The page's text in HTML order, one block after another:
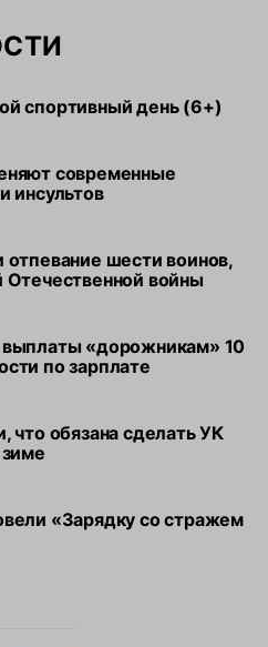
спортивный день (6+)
современные
инсультов
шести воинов,
войны
выплаты «дорожникам» 10
по зарплате
что обязана сделать УК
«Зарядку со стражем